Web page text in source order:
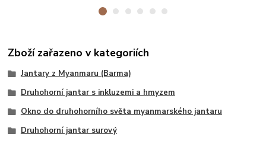
Zboží zařazeno v kategoriích
Jantary z Myanmaru (Barma)
Druhohorní jantar s inkluzemi a hmyzem
Okno do druhohorního světa myanmarského jantaru
Druhohorní jantar surový